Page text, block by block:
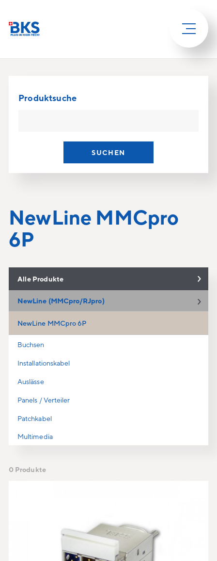
Produktsuche
SUCHEN
NewLine MMCpro
6P
Alle Produkte
NewLine (MMCpro/RJpro)
NewLine MMCpro 6P
Buchsen
Installationskabel
Auslässe
Panels / Verteiler
Patchkabel
Multimedia
0 Produkte